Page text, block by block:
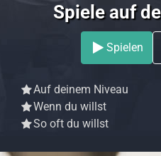
Spiele auf
Spielen
Auf deinem Niveau
Wenn du willst
So oft du willst